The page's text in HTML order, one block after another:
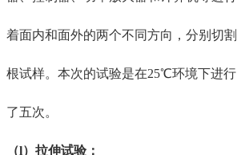
着面内和面外的两个不同方向，分别切割
根试样。 本次的试验是在25℃环境下进
了五次。
（l）拉伸试验 ：